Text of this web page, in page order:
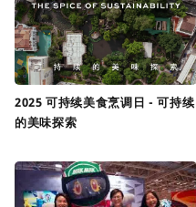
2025 可持续美食烹调日 - 可持续
的美味探索